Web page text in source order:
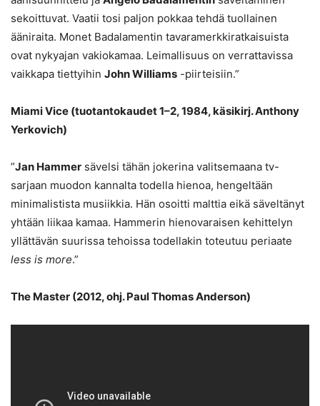
sekoittuvat. Vaatii tosi paljon pokkaa tehdä tuollainen
ääniraita. Monet Badalamentin tavaramerkkiratkaisuista
ovat nykyajan vakiokamaa. Leimallisuus on verrattavissa
vaikkapa tiettyihin John Williams -piirteisiin.”
Miami Vice (tuotantokaudet 1–2, 1984, käsikirj. Anthony
Yerkovich)
”Jan Hammer sävelsi tähän jokerina valitsemaana tv-
sarjaan muodon kannalta todella hienoa, hengeltään
minimalistista musiikkia. Hän osoitti malttia eikä säveltänyt
yhtään liikaa kamaa. Hammerin hienovaraisen kehittelyn
yllättävän suurissa tehoissa todellakin toteutuu periaate
less is more.”
The Master (2012, ohj. Paul Thomas Anderson)